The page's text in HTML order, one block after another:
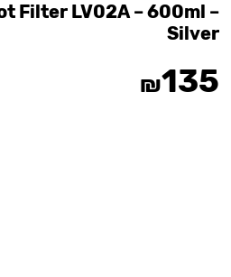
Filter LV02A – 600ml –
Silver
₪135